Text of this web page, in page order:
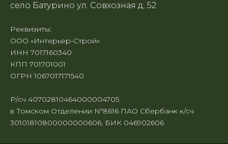
село Батурино ул. Совхозная д. 52
Реквизиты:
ООО «Интерьер-Строй»
ИНН 7017160340
КПП 701701001
ОГРН 1067017171540
Р/сч 40702810464000004705
в Томском Отделении Nº8616 ПАО Сбербанк к/сч
30101810800000000606, БИК 046902606